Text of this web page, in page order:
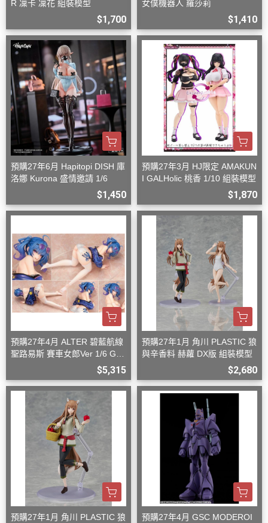
R 凜卡 凜花 組裝模型
$1,700
女僕機器人 羅莎莉
$1,410
預購27年6月 Hapitopi DISH 庫
洛娜 Kurona 盛情邀請 1/6
$1,450
預購27年3月 HJ限定 AMAKUN
I GALHolic 桃香 1/10 組裝模型
$1,870
預購27年4月 ALTER 碧藍航線
聖路易斯 賽車女郎Ver 1/6 G08
$5,315
預購27年1月 角川 PLASTIC 狼
與辛香料 赫蘿 DX版 組裝模型
$2,680
預購27年1月 角川 PLASTIC 狼
預購27年4月 GSC MODEROI